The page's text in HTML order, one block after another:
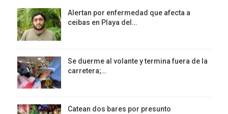
Alertan por enfermedad que afecta a
ceibas en Playa del…
Se duerme al volante y termina fuera de la
carretera;…
Catean dos bares por presunto